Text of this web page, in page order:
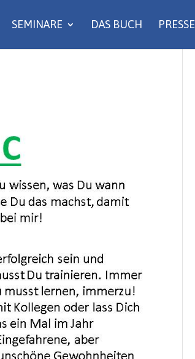
SEMINARE DAS BUCH PRESSE